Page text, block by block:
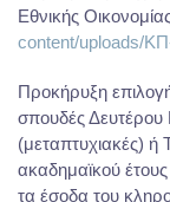
Εθνικής
content/uploads/
Προκήρυξη
σπουδές Δευτέρου
(μεταπτυχιακές) ή
ακαδημαϊκού
τα έσοδα του